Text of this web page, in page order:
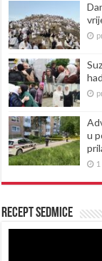
u
Recept sedmice